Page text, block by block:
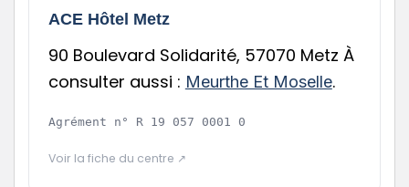
ACE Hôtel Metz
90 Boulevard Solidarité, 57070 Metz À
consulter aussi : Meurthe Et Moselle.
Agrément n° R 19 057 0001 0
Voir la fiche du centre ↗